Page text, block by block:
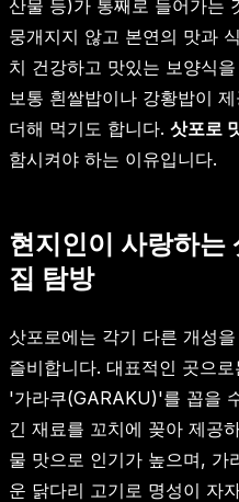
산물 등)가 통째로 들어가는
뭉개지지 않고 본연의 맛과
치 건강하고 맛있는 보양식
보통 흰쌀밥이나 강황밥이
더해 먹기도 합니다. 삿포로
함시켜야 하는 이유입니다.
현지인이 사랑하는
집 탐방
삿포로에는 각기 다른 개성
즐비합니다. 대표적인 곳으
'가라쿠(GARAKU)'를 꼽을
긴 재료를 꼬치에 꽂아 제공
물 맛으로 인기가 높으며, 가
운 닭다리 고기로 명성이 자